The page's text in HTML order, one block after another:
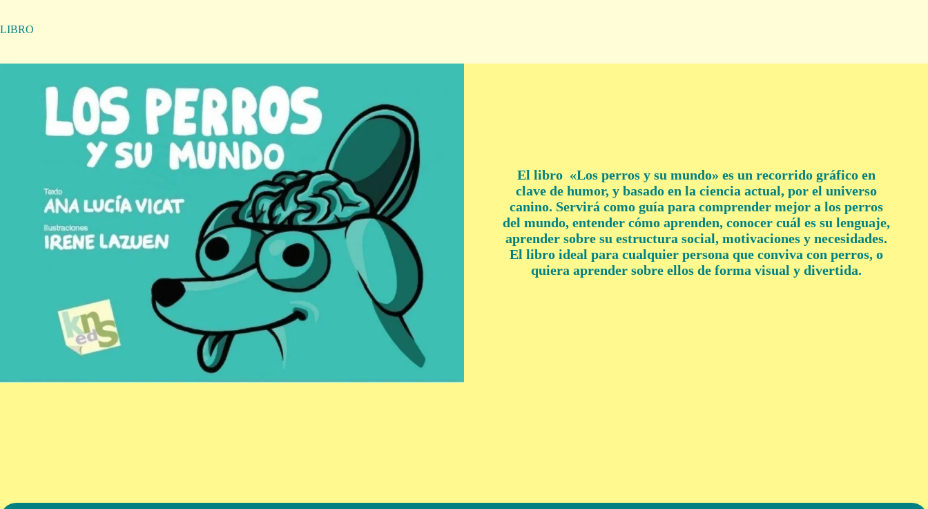
LIBRO
El libro «Los perros y su mundo» es un recorrido gráfico en
clave de humor, y basado en la ciencia actual, por el universo
canino. Servirá como guía para comprender mejor a los perros
del mundo, entender cómo aprenden, conocer cuál es su lenguaje,
aprender sobre su estructura social, motivaciones y necesidades.
El libro ideal para cualquier persona que conviva con perros, o
quiera aprender sobre ellos de forma visual y divertida.